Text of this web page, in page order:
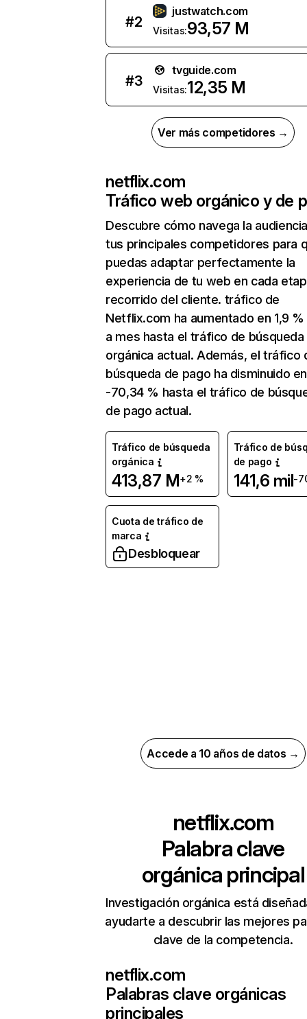
#2
justwatch.com
Visitas:93,57 M
#3
tvguide.com
Visitas:12,35 M
Ver más competidores →
netflix.com
Tráfico web orgánico y de
Descubre cómo navega la
tus principales competidores para
puedas adaptar perfectamente la
experiencia de tu web en cada
recorrido del cliente. tráfico de
Netflix.com ha aumentado en 1,9
a mes hasta el tráfico de búsqueda
orgánica actual. Además, el tráfico
búsqueda de pago ha disminuido en
-70,34 % hasta el tráfico de
de pago actual.
Tráfico de búsqueda
orgánica
413,87 M+2 %
Tráfico de
de pago
141,6 mil-
Cuota de tráfico de
marca
Desbloquear
Accede a 10 años de datos →
netflix.com
Palabra clave
orgánica principal
Investigación orgánica está
ayudarte a descubrir las mejores
clave de la competencia.
netflix.com
Palabras clave orgánicas
principales